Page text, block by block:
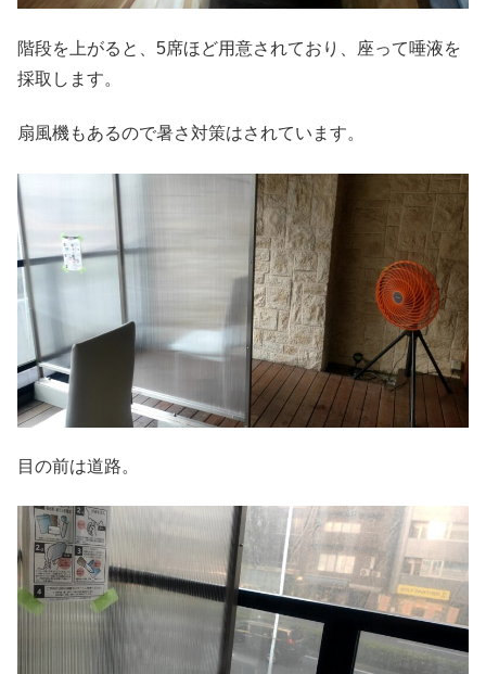
階段を上がると、5席ほど用意されており、座って唾液を
採取します。
扇風機もあるので暑さ対策はされています。
目の前は道路。